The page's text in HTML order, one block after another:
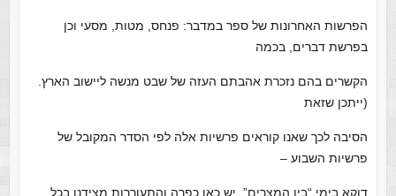
הפרשות האחרונות של ספר במדבר: פנחס, מטות, מסעי וכן
בפרשת דברים, בכמה
הקשרים בהם נזכרת אהבתם העזה של שבט מנשה ליישוב הארץ.
(ייתכן שזאת
הסיבה לכך שאנו קוראים פרשיות אלה לפי הסדר המקובל של
פרשיות השבוע –
דוקא בימי “בין המצרים”. יש כאן כפרה והתעוררות מצידנו בכל